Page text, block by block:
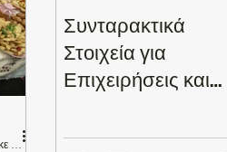
διαβάστηκε 1 λεπτά
Συνταρακτικά
Στοιχεία για
Επιχειρήσεις και
!